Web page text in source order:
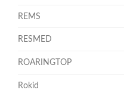
REMS
RESMED
ROARINGTOP
Rokid